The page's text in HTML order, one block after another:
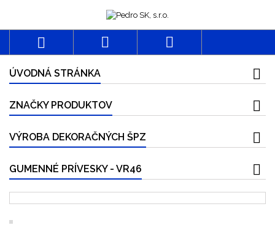
  
ÚVODNÁ STRÁNKA
ZNAČKY PRODUKTOV
VÝROBA DEKORAČNÝCH ŠPZ
GUMENNÉ PRÍVESKY - VR46